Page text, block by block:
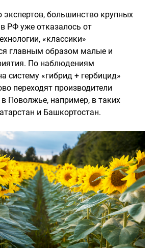
большинство крупных
РФ уже отказалось от
«классики»
главным образом малые и
По наблюдениям
систему «гибрид + гербицид»
переходят производители
Поволжье, например, в таких
и Башкортостан.